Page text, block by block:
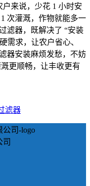
来说，少花 1 小时安
次灌溉，作物就能多一
滤器，既解决了 “安装
需求，让农户省心、
器安装麻烦发愁，不妨
更顺畅，让丰收更有
滤器
司